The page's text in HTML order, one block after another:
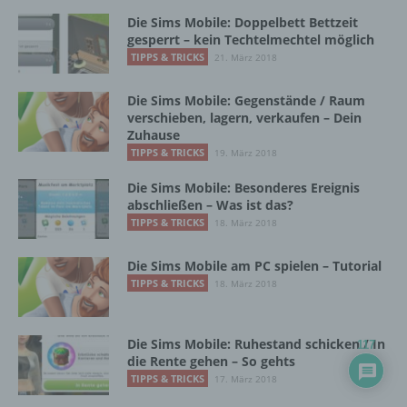
Die Sims Mobile: Doppelbett Bettzeit
gesperrt – kein Techtelmechtel möglich
TIPPS & TRICKS 21. März 2018
Die Sims Mobile: Gegenstände / Raum
verschieben, lagern, verkaufen – Dein
Zuhause
TIPPS & TRICKS 19. März 2018
Die Sims Mobile: Besonderes Ereignis
abschließen – Was ist das?
TIPPS & TRICKS 18. März 2018
Die Sims Mobile am PC spielen – Tutorial
TIPPS & TRICKS 18. März 2018
Die Sims Mobile: Ruhestand schicken / In
die Rente gehen – So gehts
TIPPS & TRICKS 17. März 2018
117
Adresse) umfasst. Sofern eine betroffene Person
per E-Mail oder über ein Kontaktformular den
Kontakt mit dem für die Verarbeitung
Verantwortlichen aufnimmt, werden die von der
betroffenen Person übermittelten
personenbezogenen Daten automatisch
gespeichert. Solche auf freiwilliger Basis von einer
betroffenen Person an den für die Verarbeitung
Verantwortlichen übermittelten
personenbezogenen Daten werden für Zwecke der
Bearbeitung oder der Kontaktaufnahme zur
betroffenen Person gespeichert. Es erfolgt keine
Weitergabe dieser personenbezogenen Daten an
Kommentarfunktion im Blog auf der Internetseite
Wir bieten den Nutzern auf einem Blog, der sich
auf der Internetseite des für die Verarbeitung
Verantwortlichen befindet, die Möglichkeit,